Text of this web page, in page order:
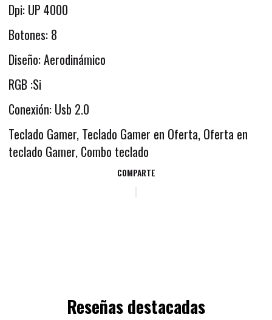
Dpi: UP 4000
Botones: 8
Diseño: Aerodinámico
RGB :Si
Conexión: Usb 2.0
Teclado Gamer, Teclado Gamer en Oferta, Oferta en
teclado Gamer, Combo teclado
COMPARTE
Reseñas destacadas